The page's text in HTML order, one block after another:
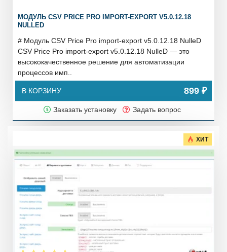
МОДУЛЬ CSV PRICE PRO IMPORT-EXPORT V5.0.12.18
NULLED
# Модуль CSV Price Pro import-export v5.0.12.18 NulleD
CSV Price Pro import-export v5.0.12.18 NulleD — это
высококачественное решение для автоматизации
процессов имп..
В КОРЗИНУ 899 ₽
Заказать установку Задать вопрос
ХИТ